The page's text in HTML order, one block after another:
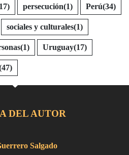
persecución(1) Perú(34)
sociales y culturales(1)
(1) Uruguay(17)
DEL AUTOR
Salgado